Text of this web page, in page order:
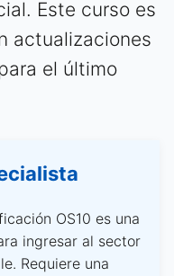
Este curso es
actualizaciones
el último
OS10 es una
ingresar al sector
Requiere una